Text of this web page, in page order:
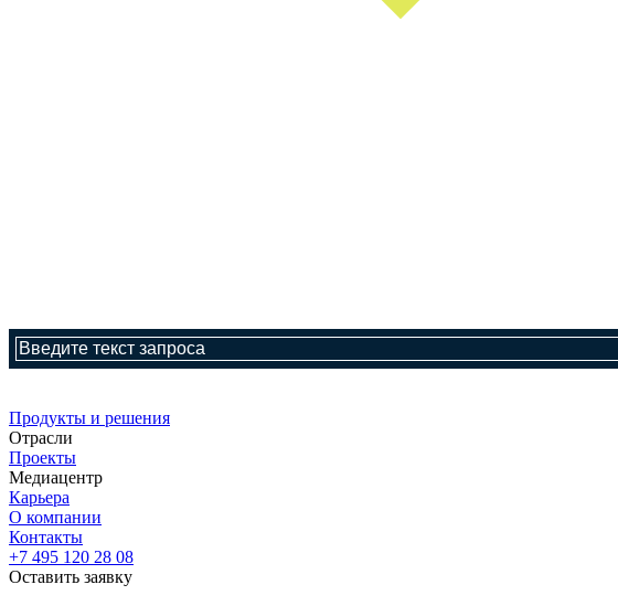
Продукты и решения
Отрасли
Проекты
Медиацентр
Карьера
О компании
Контакты
+7 495 120 28 08
Оставить заявку